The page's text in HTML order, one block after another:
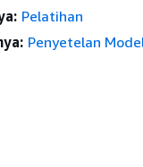
Pelatihan
Penyetelan